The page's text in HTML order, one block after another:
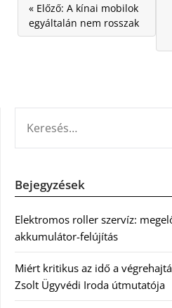
« Előző: A kínai mobilok
egyáltalán nem rosszak
Bejegyzések
Elektromos roller szervíz:
akkumulátor-felújítás
Miért kritikus az idő a
Zsolt Ügyvédi Iroda útmutatója